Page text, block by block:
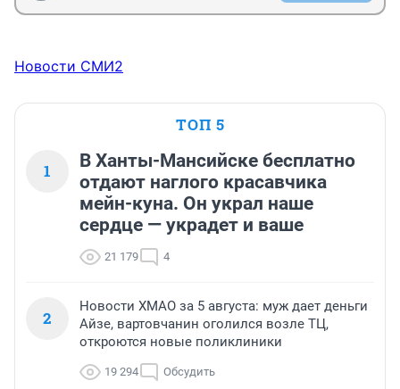
Новости СМИ2
ТОП 5
1
В Ханты-Мансийске бесплатно
отдают наглого красавчика
мейн-куна. Он украл наше
сердце — украдет и ваше
21 179 4
2
Новости ХМАО за 5 августа: муж дает деньги
Айзе, вартовчанин оголился возле ТЦ,
откроются новые поликлиники
19 294 Обсудить